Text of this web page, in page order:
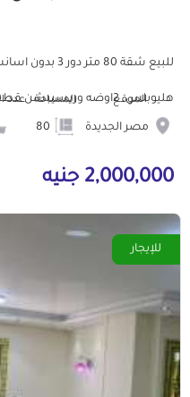
للبيع شقة 80
هليوبلس. 2اوضه وريسيبشن قطعتين...
الموقع
مصر الجديدة
المساحة عدد
2,000,000 جنيه
للإيجار